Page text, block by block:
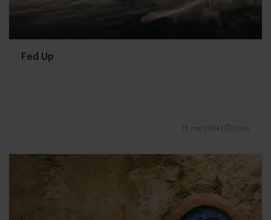
Fed Up
15 mei 2014 1 min